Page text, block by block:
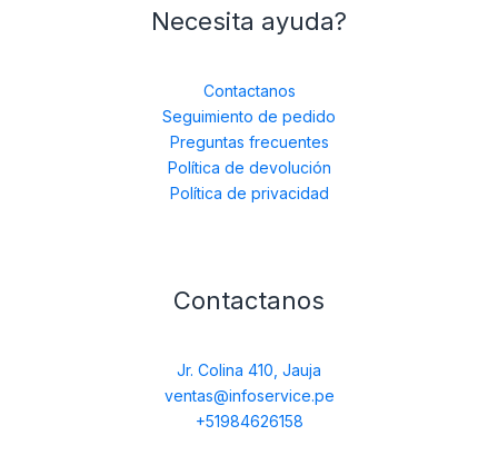
Necesita ayuda?
Contactanos
Seguimiento de pedido
Preguntas frecuentes
Política de devolución
Política de privacidad
Contactanos
Jr. Colina 410, Jauja
ventas@infoservice.pe
+51984626158